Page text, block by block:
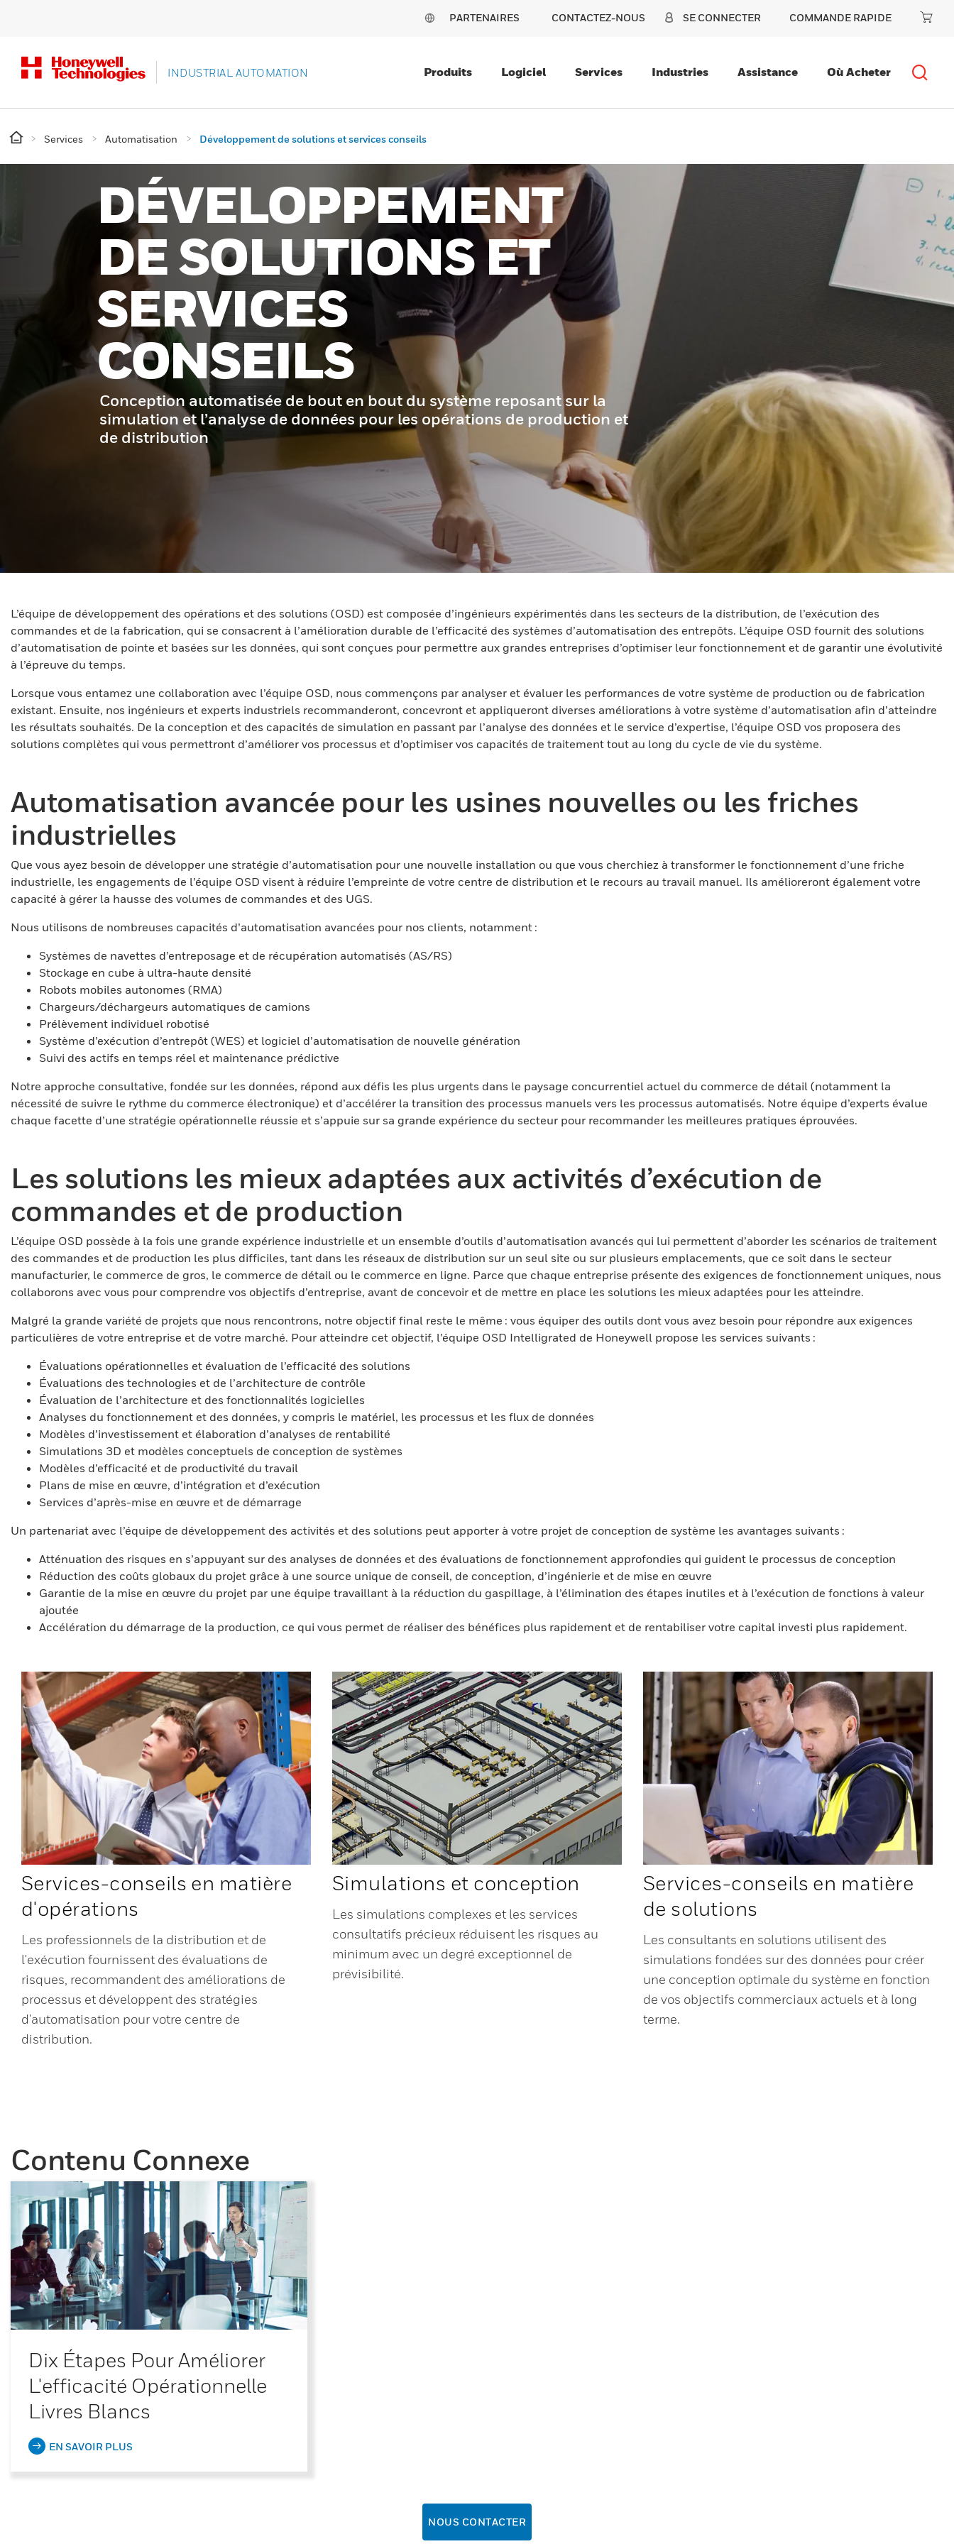
PARTENAIRES CONTACTEZ-NOUS SE CONNECTER COMMANDE RAPIDE
INDUSTRIAL AUTOMATION Produits Logiciel Services Industries Assistance Où Acheter
Services Automatisation Développement de solutions et services conseils
DÉVELOPPEMENT
DE SOLUTIONS ET
SERVICES
CONSEILS
Conception automatisée de bout en bout du système reposant sur la
simulation et l’analyse de données pour les opérations de production et
de distribution
L’équipe de développement des opérations et des solutions (OSD) est composée d’ingénieurs expérimentés dans les secteurs de la distribution, de l’exécution des
commandes et de la fabrication, qui se consacrent à l’amélioration durable de l’efficacité des systèmes d’automatisation des entrepôts. L’équipe OSD fournit des solutions
d’automatisation de pointe et basées sur les données, qui sont conçues pour permettre aux grandes entreprises d’optimiser leur fonctionnement et de garantir une évolutivité
à l’épreuve du temps.
Lorsque vous entamez une collaboration avec l’équipe OSD, nous commençons par analyser et évaluer les performances de votre système de production ou de fabrication
existant. Ensuite, nos ingénieurs et experts industriels recommanderont, concevront et appliqueront diverses améliorations à votre système d’automatisation afin d’atteindre
les résultats souhaités. De la conception et des capacités de simulation en passant par l’analyse des données et le service d’expertise, l’équipe OSD vos proposera des
solutions complètes qui vous permettront d’améliorer vos processus et d’optimiser vos capacités de traitement tout au long du cycle de vie du système.
Automatisation avancée pour les usines nouvelles ou les friches
industrielles
Que vous ayez besoin de développer une stratégie d’automatisation pour une nouvelle installation ou que vous cherchiez à transformer le fonctionnement d’une friche
industrielle, les engagements de l’équipe OSD visent à réduire l’empreinte de votre centre de distribution et le recours au travail manuel. Ils amélioreront également votre
capacité à gérer la hausse des volumes de commandes et des UGS.
Nous utilisons de nombreuses capacités d’automatisation avancées pour nos clients, notamment :
Systèmes de navettes d’entreposage et de récupération automatisés (AS/RS)
Stockage en cube à ultra-haute densité
Robots mobiles autonomes (RMA)
Chargeurs/déchargeurs automatiques de camions
Prélèvement individuel robotisé
Système d’exécution d’entrepôt (WES) et logiciel d’automatisation de nouvelle génération
Suivi des actifs en temps réel et maintenance prédictive
Notre approche consultative, fondée sur les données, répond aux défis les plus urgents dans le paysage concurrentiel actuel du commerce de détail (notamment la
nécessité de suivre le rythme du commerce électronique) et d’accélérer la transition des processus manuels vers les processus automatisés. Notre équipe d’experts évalue
chaque facette d’une stratégie opérationnelle réussie et s’appuie sur sa grande expérience du secteur pour recommander les meilleures pratiques éprouvées.
Les solutions les mieux adaptées aux activités d’exécution de
commandes et de production
L’équipe OSD possède à la fois une grande expérience industrielle et un ensemble d’outils d’automatisation avancés qui lui permettent d’aborder les scénarios de traitement
des commandes et de production les plus difficiles, tant dans les réseaux de distribution sur un seul site ou sur plusieurs emplacements, que ce soit dans le secteur
manufacturier, le commerce de gros, le commerce de détail ou le commerce en ligne. Parce que chaque entreprise présente des exigences de fonctionnement uniques, nous
collaborons avec vous pour comprendre vos objectifs d’entreprise, avant de concevoir et de mettre en place les solutions les mieux adaptées pour les atteindre.
Malgré la grande variété de projets que nous rencontrons, notre objectif final reste le même : vous équiper des outils dont vous avez besoin pour répondre aux exigences
particulières de votre entreprise et de votre marché. Pour atteindre cet objectif, l’équipe OSD Intelligrated de Honeywell propose les services suivants :
Évaluations opérationnelles et évaluation de l’efficacité des solutions
Évaluations des technologies et de l’architecture de contrôle
Évaluation de l’architecture et des fonctionnalités logicielles
Analyses du fonctionnement et des données, y compris le matériel, les processus et les flux de données
Modèles d’investissement et élaboration d’analyses de rentabilité
Simulations 3D et modèles conceptuels de conception de systèmes
Modèles d’efficacité et de productivité du travail
Plans de mise en œuvre, d’intégration et d’exécution
Services d’après-mise en œuvre et de démarrage
Un partenariat avec l’équipe de développement des activités et des solutions peut apporter à votre projet de conception de système les avantages suivants :
Atténuation des risques en s’appuyant sur des analyses de données et des évaluations de fonctionnement approfondies qui guident le processus de conception
Réduction des coûts globaux du projet grâce à une source unique de conseil, de conception, d’ingénierie et de mise en œuvre
Garantie de la mise en œuvre du projet par une équipe travaillant à la réduction du gaspillage, à l’élimination des étapes inutiles et à l’exécution de fonctions à valeur
ajoutée
Accélération du démarrage de la production, ce qui vous permet de réaliser des bénéfices plus rapidement et de rentabiliser votre capital investi plus rapidement.
Services-conseils en matière
d'opérations
Les professionnels de la distribution et de
l'exécution fournissent des évaluations de
risques, recommandent des améliorations de
processus et développent des stratégies
d'automatisation pour votre centre de
distribution.
Simulations et conception
Les simulations complexes et les services
consultatifs précieux réduisent les risques au
minimum avec un degré exceptionnel de
prévisibilité.
Services-conseils en matière
de solutions
Les consultants en solutions utilisent des
simulations fondées sur des données pour créer
une conception optimale du système en fonction
de vos objectifs commerciaux actuels et à long
terme.
Contenu Connexe
Dix Étapes Pour Améliorer
L'efficacité Opérationnelle
Livres Blancs
EN SAVOIR PLUS
NOUS CONTACTER